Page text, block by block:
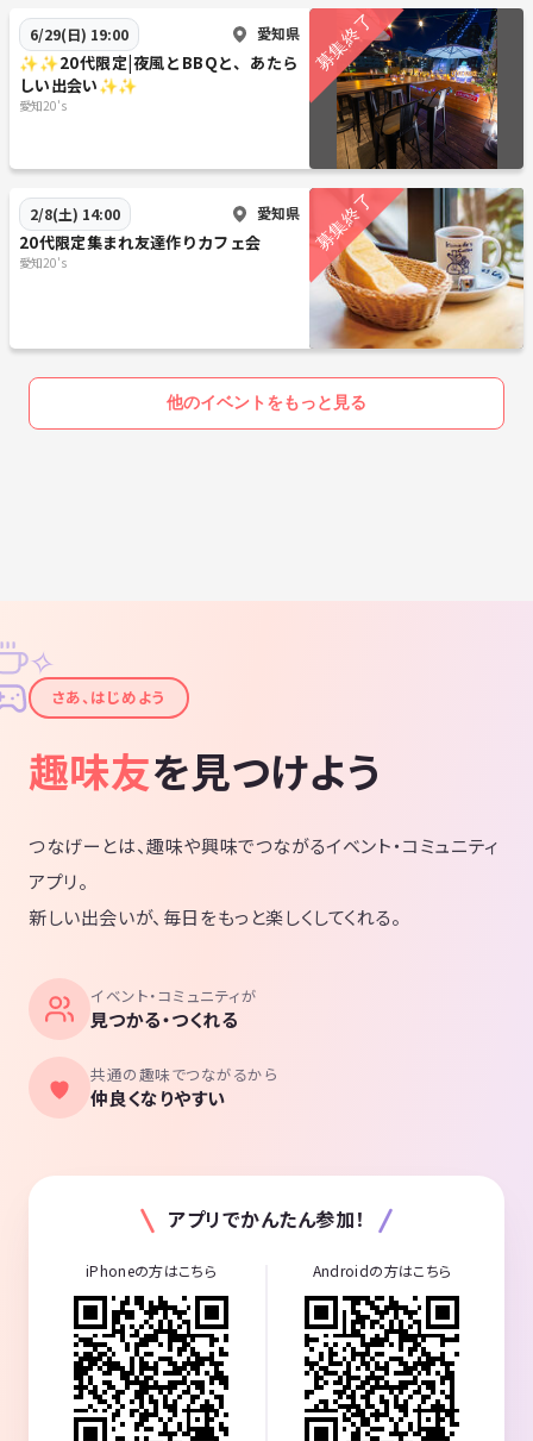
6/29(日) 19:00 愛知県
✨️✨️20代限定|夜風とBBQと、あたら
しい出会い✨️✨️
愛知20's
2/8(土) 14:00 愛知県
20代限定集まれ友達作りカフェ会
愛知20's
他のイベントをもっと見る
✦
✧
さあ、はじめよう
趣味友を見つけよう
つなげーとは、趣味や興味でつながるイベント・コミュニティ
アプリ。
新しい出会いが、毎日をもっと楽しくしてくれる。
イベント・コミュニティが
見つかる・つくれる
共通の趣味でつながるから
仲良くなりやすい
アプリでかんたん参加！
iPhoneの方はこちら Androidの方はこちら